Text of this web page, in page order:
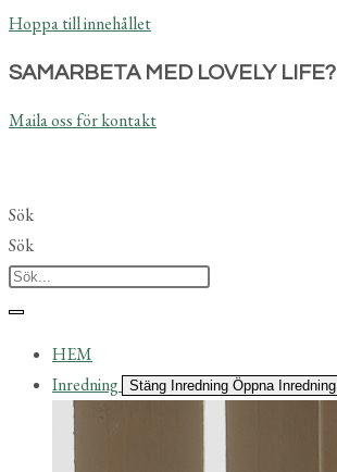
Hoppa till innehållet
SAMARBETA MED LOVELY LIFE?
Maila oss för kontakt
Sök
Sök
HEM
Inredning
Stäng Inredning Öppna Inredning